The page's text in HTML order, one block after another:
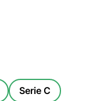
Serie C